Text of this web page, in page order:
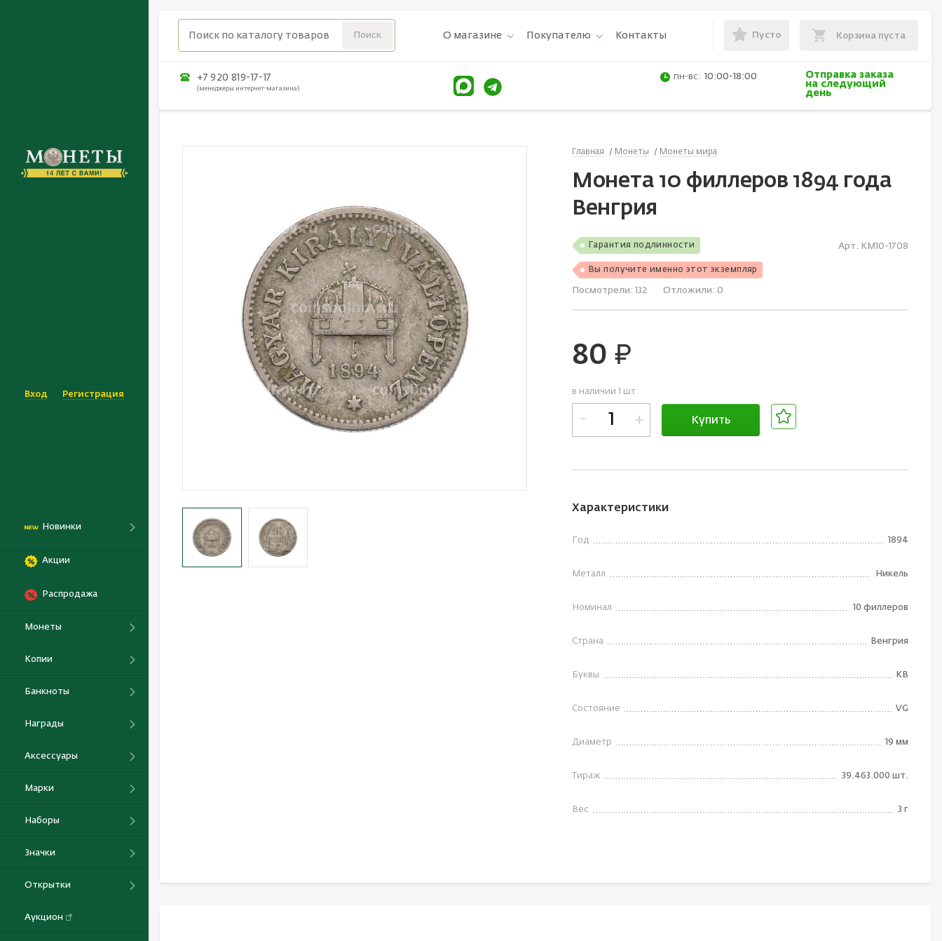
Вход Регистрация
Новинки
Акции
Распродажа
Монеты
Копии
Банкноты
Награды
Аксессуары
Марки
Наборы
Значки
Открытки
Аукцион
О магазине Покупателю Контакты Пусто Корзина пуста
+7 920 819-17-17
(менеджеры интернет-магазина)
пн-вс: 10:00-18:00
Отправка заказа
на следующий
день
Главная Монеты Монеты мира
Монета 10 филлеров 1894 года
Венгрия
Гарантия подлинности
Вы получите именно этот экземпляр
Арт. KM10-1708
Посмотрели: 132 Отложили: 0
80 руб.
в наличии 1 шт.
- + Купить
Характеристики
Год 1894
Металл Никель
Номинал 10 филлеров
Страна Венгрия
Буквы KB
Состояние VG
Диаметр 19 мм
Тираж 39.463.000 шт.
Вес 3 г